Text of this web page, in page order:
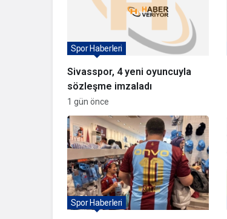
Sivasspor, 4 yeni oyuncuyla
sözleşme imzaladı
Spor Haberleri
1 gün önce
Spor Haberleri